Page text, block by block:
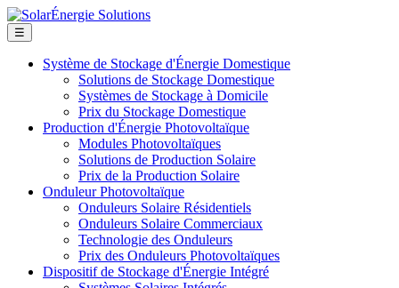
☰
Système de Stockage d'Énergie Domestique
Solutions de Stockage Domestique
Systèmes de Stockage à Domicile
Prix du Stockage Domestique
Production d'Énergie Photovoltaïque
Modules Photovoltaïques
Solutions de Production Solaire
Prix de la Production Solaire
Onduleur Photovoltaïque
Onduleurs Solaire Résidentiels
Onduleurs Solaire Commerciaux
Technologie des Onduleurs
Prix des Onduleurs Photovoltaïques
Dispositif de Stockage d'Énergie Intégré